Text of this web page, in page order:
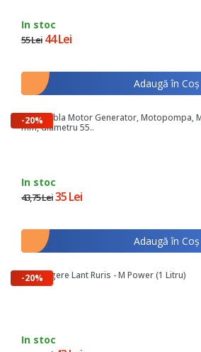
In stoc
55 Lei 44 Lei
Adaugă în Coş
-20%
Fulie Dubla Motor Generator, Motopompa,
mm, diametru 55..
In stoc
43,75 Lei35 Lei
Adaugă în Coş
-20%
Ulei Ungere Lant Ruris - M Power (1 Litru)
In stoc